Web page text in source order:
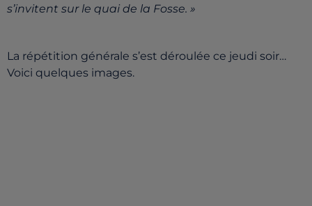
s’invitent sur le quai de la Fosse. »
La répétition générale s’est déroulée ce jeudi soir…
Voici quelques images.